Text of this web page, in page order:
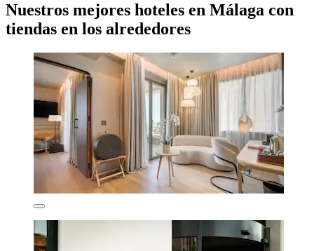
Nuestros mejores hoteles en Málaga con
tiendas en los alrededores